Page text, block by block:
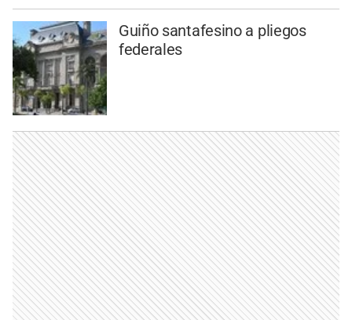
Guiño santafesino a pliegos
federales